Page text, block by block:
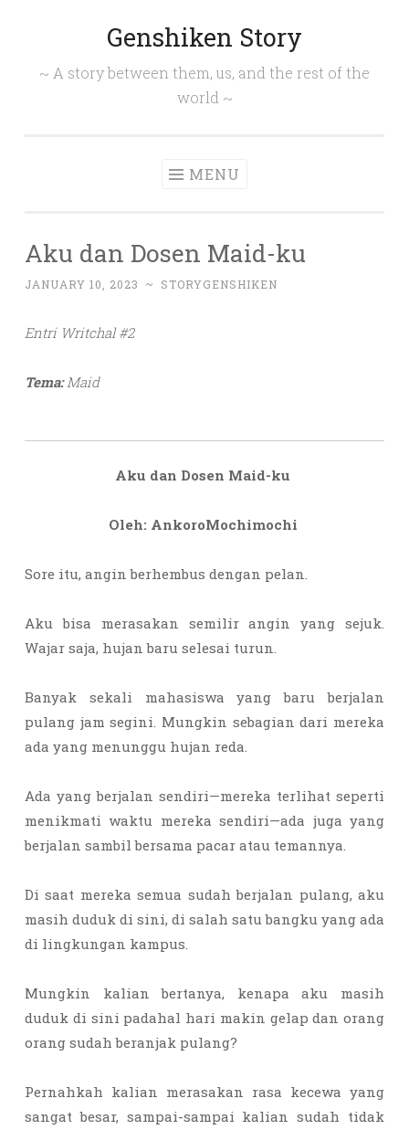
Genshiken Story
~ A story between them, us, and the rest of the
world ~
MENU
Aku dan Dosen Maid-ku
JANUARY 10, 2023 ~ STORYGENSHIKEN
Entri Writchal #2
Tema: Maid
Aku dan Dosen Maid-ku
Oleh: AnkoroMochimochi
Sore itu, angin berhembus dengan pelan.
Aku bisa merasakan semilir angin yang sejuk.
Wajar saja, hujan baru selesai turun.
Banyak sekali mahasiswa yang baru berjalan
pulang jam segini. Mungkin sebagian dari mereka
ada yang menunggu hujan reda.
Ada yang berjalan sendiri—mereka terlihat seperti
menikmati waktu mereka sendiri—ada juga yang
berjalan sambil bersama pacar atau temannya.
Di saat mereka semua sudah berjalan pulang, aku
masih duduk di sini, di salah satu bangku yang ada
di lingkungan kampus.
Mungkin kalian bertanya, kenapa aku masih
duduk di sini padahal hari makin gelap dan orang
orang sudah beranjak pulang?
Pernahkah kalian merasakan rasa kecewa yang
sangat besar, sampai-sampai kalian sudah tidak